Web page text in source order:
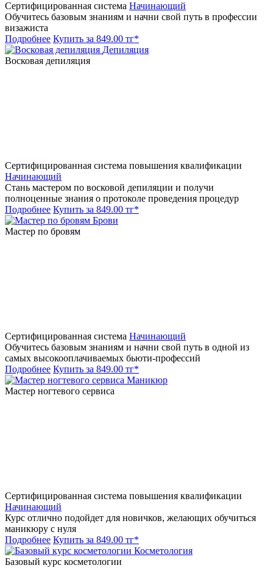
Сертифицированная система Начинающий
Обучитесь базовым знаниям и начни свой путь в профессии
визажиста
Подробнее Купить за 849.00 тг*
Депиляция
Восковая депиляция
Сертифицированная система повышения квалификации
Начинающий
Стань мастером по восковой депиляции и получи
полноценные знания о протоколе проведения процедур
Подробнее Купить за 849.00 тг*
Брови
Мастер по бровям
Сертифицированная система Начинающий
Обучитесь базовым знаниям и начни свой путь в одной из
самых высокооплачиваемых бьюти-профессий
Подробнее Купить за 849.00 тг*
Маникюр
Мастер ногтевого сервиса
Сертифицированная система повышения квалификации
Начинающий
Курс отлично подойдет для новичков, желающих обучиться
маникюру с нуля
Подробнее Купить за 849.00 тг*
Косметология
Базовый курс косметологии